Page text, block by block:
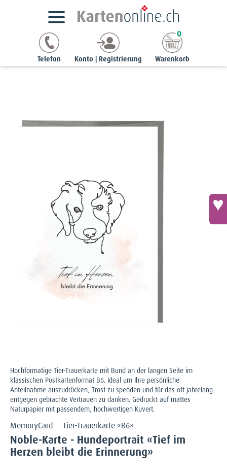
Telefon Konto | Registrierung Warenkorb
0
Noble-Karte - Hundeportrait «Tief im Herzen bleibt die
Erinnerung»
Hochformatige Tier-Trauerkarte mit Bund an der langen Seite im
klassischen Postkartenformat B6. Ideal um Ihre persönliche
Anteilnahme auszudrücken, Trost zu spenden und für das oft jahrelang
entgegen gebrachte Vertrauen zu danken. Gedruckt auf mattes
Naturpapier mit passendem, hochwertigen Kuvert.
MemoryCard Tier-Trauerkarte «B6»
Noble-Karte - Hundeportrait «Tief im
Herzen bleibt die Erinnerung»